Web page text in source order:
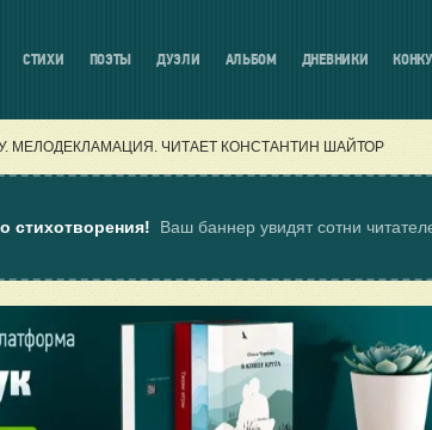
СТИХИ ПОЭТЫ ДУЭЛИ АЛЬБОМ ДНЕВНИКИ
МЕЛОДЕКЛАМАЦИЯ. ЧИТАЕТ КОНСТАНТИН ШАЙТОР
стихотворения! Ваш баннер увидят сотни